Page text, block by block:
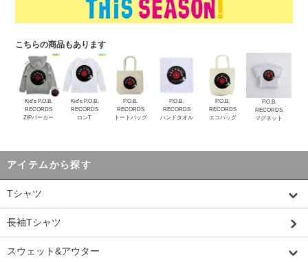
こちらの商品もあります
Kid's P.O.B.
RECORDS
ZIPパーカー
Kid's P.O.B.
RECORDS
ロンT
P.O.B.
RECORDS
トートバッグ
P.O.B.
RECORDS
ハンドタオル
P.O.B.
RECORDS
エコバッグ
P.O.B.
RECORDS
マグネット
アイテムから探す
Tシャツ
長袖Tシャツ
スウェット&アウター